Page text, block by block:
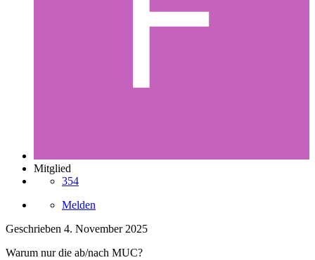
Mitglied
354
Melden
Geschrieben 4. November 2025
Warum nur die ab/nach MUC?